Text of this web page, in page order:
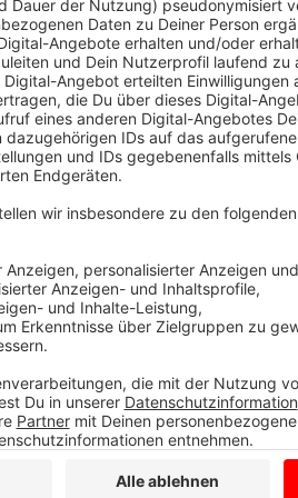
Mund- und Nasenschutz tragen,
weiterhin wichtig, um sich und
Supermärkte sind gleich geblieben.
Doch jeder Supermarkt setzt sie
Aldi-Märkte haben ihr Konzept
Ob sie nötig ist, klären die Märkte
Das gilt generell: Verlangen Stadt
benutzen, müssen die
Einkaufswagenpflicht noch generell,
In einigen Märkten gibt es auch
haben sie schon wieder abgebaut,